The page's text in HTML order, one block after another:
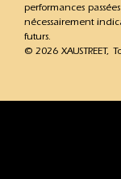
performances
nécessairement
futurs.
© 2026 XAUSTREET,